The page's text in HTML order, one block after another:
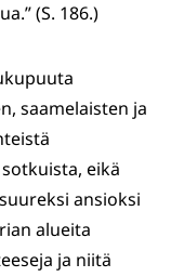
(S. 186.)
saamelaisten ja
eikä
ansioksi
alueita
ja niitä